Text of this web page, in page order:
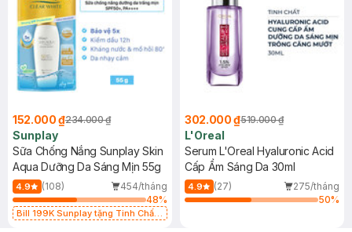
152.000 ₫234.000 ₫
Sunplay
Sữa Chống Nắng Sunplay Skin
Aqua Dưỡng Da Sáng Mịn 55g
4.9 (108)
454/tháng
48%
Bill 199K Sunplay tặng Tinh Chất
302.000 ₫519.000 ₫
L'Oreal
Serum L'Oreal Hyaluronic Acid
Cấp Ẩm Sáng Da 30ml
4.9 (27)
275/tháng
50%